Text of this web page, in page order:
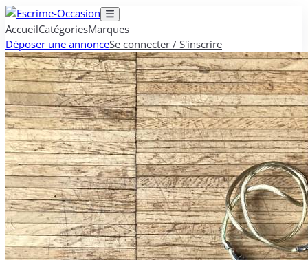
AccueilCatégoriesMarques
Déposer une annonceSe connecter / S'inscrire